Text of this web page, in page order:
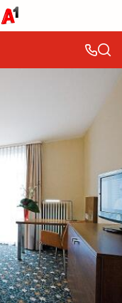
Auf der Karte anzeigen